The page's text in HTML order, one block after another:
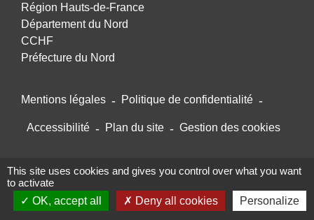
Région Hauts-de-France
Département du Nord
CCHF
Préfecture du Nord
Mentions légales - Politique de confidentialité -
Accessibilité - Plan du site - Gestion des cookies
Site créé en partenariat avec Réseau des Communes
This site uses cookies and gives you control over what you want
to activate
OK, accept all
Deny all cookies Personalize